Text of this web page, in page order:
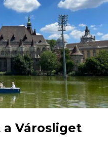
a Városliget